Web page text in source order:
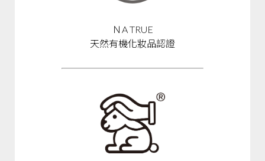
ＮA TRUE
天然有機化妝品認證